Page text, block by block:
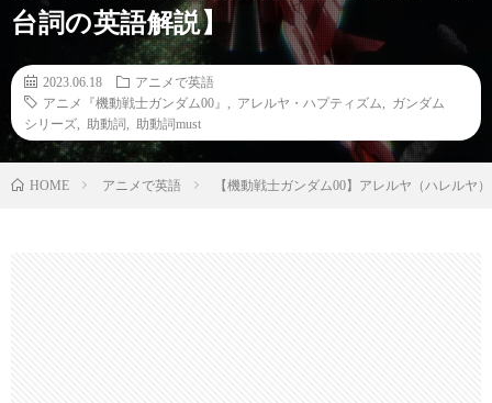
台詞の英語解説】
2023.06.18
アニメで英語
アニメ『機動戦士ガンダム00』
アレルヤ・ハプティズム
ガンダム
シリーズ
助動詞 助動詞must
HOME アニメで英語 【機動戦士ガンダム00】アレルヤ（ハレル